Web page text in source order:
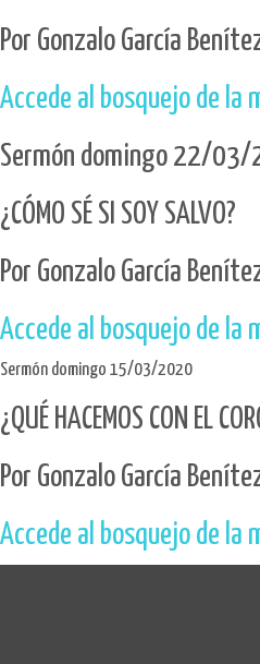
Por Gonzalo García
Accede al bosquejo de la
Sermón domingo 22/
¿CÓMO SÉ SI SOY SALVO?
Por Gonzalo García
Accede al bosquejo de la
Sermón domingo 15/03/2020
¿QUÉ HACEMOS CON EL
Por Gonzalo García
Accede al bosquejo de la